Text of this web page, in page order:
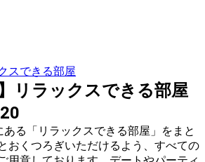
スできる部屋
リラックスできる部屋
る「リラックスできる部屋」をまと
おくつろぎいただけるよう、すべての